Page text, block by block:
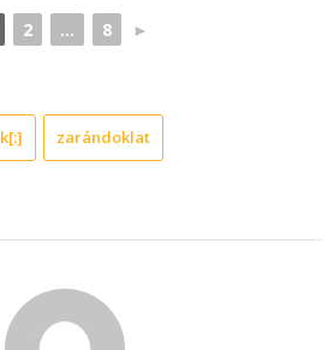
2 ... 8 ►
zarándoklat